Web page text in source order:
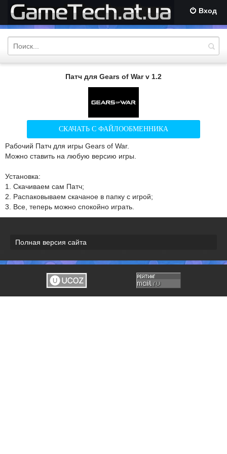
Вход
Патч для Gears of War v 1.2
СКАЧАТЬ С ФАЙЛООБМЕННИКА
Рабочий Патч для игры Gears of War.
Можно ставить на любую версию игры.
Установка:
1. Скачиваем сам Патч;
2. Распаковываем скачаное в папку с игрой;
3. Все, теперь можно спокойно играть.
Полная версия сайта